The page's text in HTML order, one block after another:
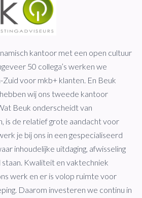
kantoor met een open cultuur
50 collega’s werken we
Zuid voor mkb+ klanten. En Beuk
wij ons tweede kantoor
Beuk onderscheidt van
is de relatief grote aandacht voor
je bij ons in een gespecialiseerd
inhoudelijke uitdaging, afwisseling
Kwaliteit en vaktechniek
werk en er is volop ruimte voor
Daarom investeren we continu in